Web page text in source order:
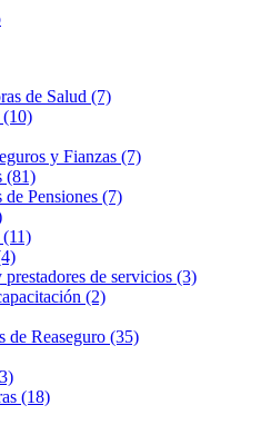
de Salud (7)
(10)
y Fianzas (7)
(81)
de Pensiones (7)
de servicios (3)
(2)
de Reaseguro (35)
(18)